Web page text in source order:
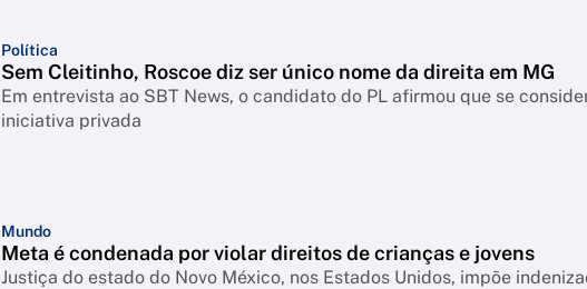
Política
Sem Cleitinho, Roscoe diz ser único nome da direita em MG
Em entrevista ao SBT News, o candidato do PL afirmou que se
iniciativa privada
Mundo
Meta é condenada por violar direitos de crianças e jovens
Justiça do estado do Novo México, nos Estados Unidos, impõe